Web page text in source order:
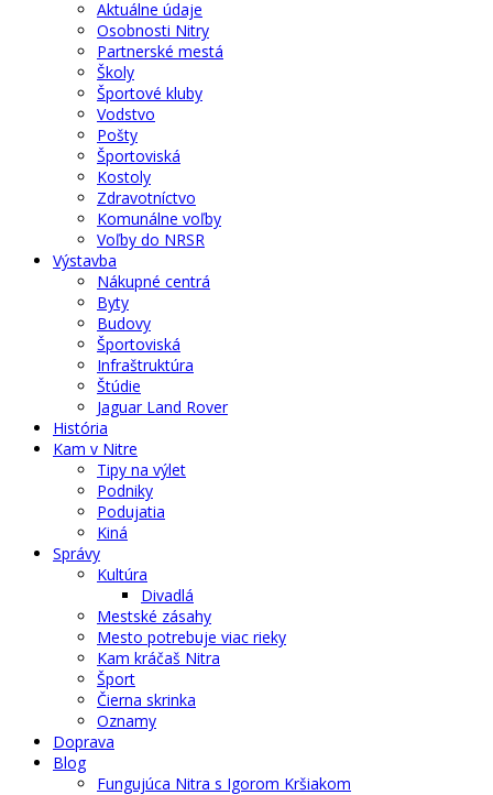
Aktuálne údaje
Osobnosti Nitry
Partnerské mestá
Školy
Športové kluby
Vodstvo
Pošty
Športoviská
Kostoly
Zdravotníctvo
Komunálne voľby
Voľby do NRSR
Výstavba
Nákupné centrá
Byty
Budovy
Športoviská
Infraštruktúra
Štúdie
Jaguar Land Rover
História
Kam v Nitre
Tipy na výlet
Podniky
Podujatia
Kiná
Správy
Kultúra
Divadlá
Mestské zásahy
Mesto potrebuje viac rieky
Kam kráčaš Nitra
Šport
Čierna skrinka
Oznamy
Doprava
Blog
Fungujúca Nitra s Igorom Kršiakom